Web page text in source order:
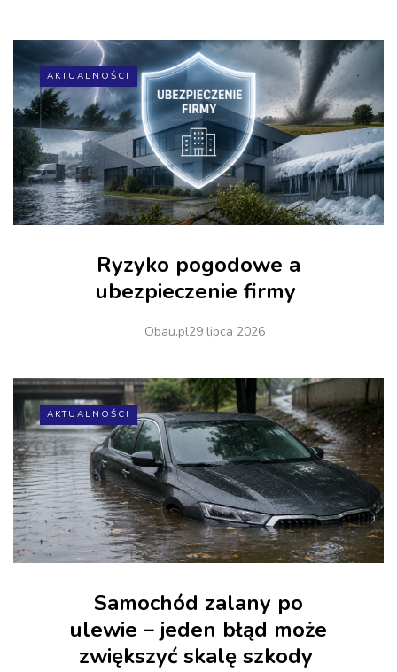
AKTUALNOŚCI
Ryzyko pogodowe a
ubezpieczenie firmy
Obau.pl29 lipca 2026
AKTUALNOŚCI
Samochód zalany po
ulewie – jeden błąd może
zwiększyć skalę szkody